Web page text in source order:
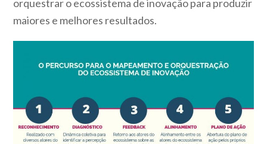
orquestrar o ecossistema de inovação para produzir
maiores e melhores resultados.